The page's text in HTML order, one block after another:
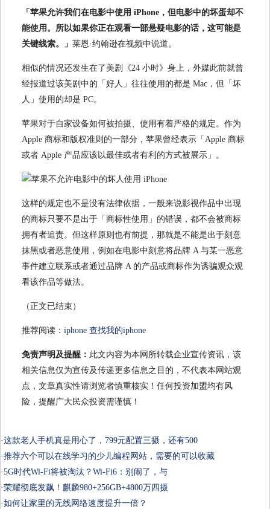
「苹果允许我们在电影中使用 iPhone，但电影中的坏蛋却不
能使用。所以如果你正在观看一部悬疑电影的话，这可能是
关键线索。」 莱恩·约翰逊在视频中说道。
相似的情况还发生在了美剧《24 小时》身上，外媒此前就曾
经报道过该美剧中的「好人」往往使用的都是 Mac，但「坏
人」使用的却是 PC。
苹果对于自家设备如何被拍摄、使用有着严格的规定。作为
Apple 商标和版权准则的一部分，苹果曾经表示「Apple 商标
或者 Apple 产品应该以最佳或者有利的方式被展示」。
这样的规定也不是没有法律依据，一般来说影视作品中出现
的商标只要不是出于「商标性使用」的错误，都不会被商标
拥有者追责。但这样原则也有前提，那就是不能是出于刻意
抹黑或者恶意使用，例如在电影中刻意将品牌 A 与某一恶意
事件建立联系或者通过品牌 A 的产品或商标作为诱骗观众观
看该作品等做法。
（正文已结束）
推荐阅读： iphone 查找我的iphone
免责声明及提醒： 此文内容为本网所转载企业宣传资讯，该
相关信息仅为宣传及传递更多信息之目的，不代表本网站观
点，文章真实性请浏览者慎重核实！任何投资加盟均有风
险，提醒广大民众投资需谨慎！
·这款老人手机真是用心了，799元配置三摄，还有500
·推荐六个可以在线学习的少儿编程网站，需要的可以收藏
·5G时代Wi-Fi将被淘汰？Wi-Fi6：别闹了，与
·荣耀彻底发飙！麒麟980+256GB+4800万四摄
·如何让家里的无线网络速度提升一倍？